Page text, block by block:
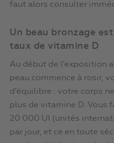
faut alors consulter
Un beau bronzage
taux de vitamine D
Au début de l’exposition
peau commence à rosir,
d’équilibre : votre corps
plus de vitamine D. Vous
20 000 UI (unités
par jour, et ce en toute